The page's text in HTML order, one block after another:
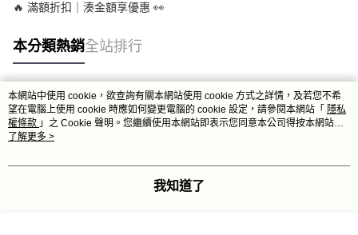
🔥 滿額折扣｜湊金額享優惠 👀
本分類熱銷全站排行
熱門標籤
本網站中使用 cookie，欲查詢有關本網站使用 cookie 方式之詳情，及若您不希
望在電腦上使用 cookie 時應如何變更電腦的 cookie 設定，請參閱本網站「 隱私
權條款 」之 Cookie 聲明。您繼續使用本網站即表示您同意本公司得按本網站使
用條款之 Cookie 聲明使用 cookie。
了解更多 >
我知道了